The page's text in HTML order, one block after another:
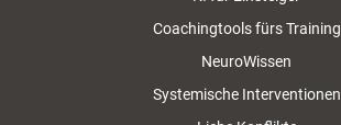
Coachingtools fürs Training
NeuroWissen
Systemische Interventionen